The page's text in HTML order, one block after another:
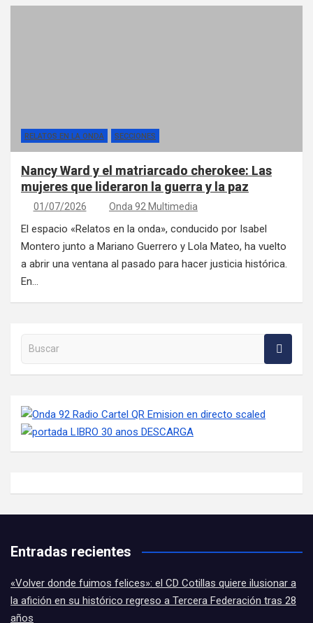
RELATOS EN LA ONDA SECCIONES
Nancy Ward y el matriarcado cherokee: Las
mujeres que lideraron la guerra y la paz
01/07/2026 Onda 92 Multimedia
El espacio «Relatos en la onda», conducido por Isabel
Montero junto a Mariano Guerrero y Lola Mateo, ha vuelto
a abrir una ventana al pasado para hacer justicia histórica.
En…
Buscar en la web
Entradas recientes
«Volver donde fuimos felices»: el CD Cotillas quiere ilusionar a
la afición en su histórico regreso a Tercera Federación tras 28
años